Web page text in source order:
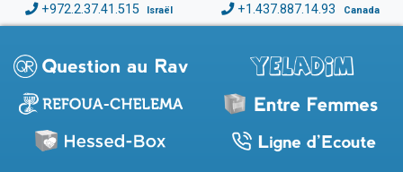
+972.2.37.41.515 Israël +1.437.887.14.93 Canada